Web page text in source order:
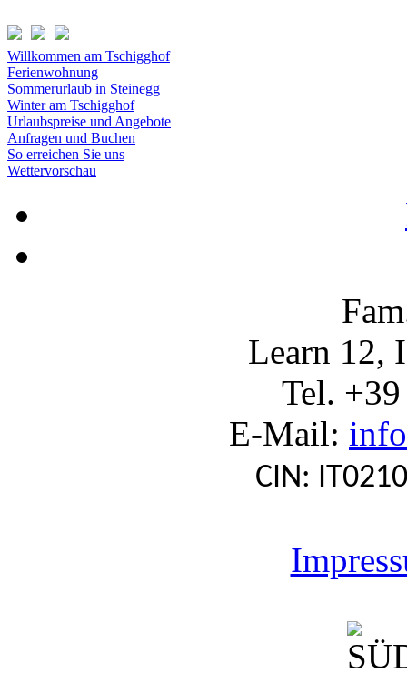
Willkommen am Tschigghof
Ferienwohnung
Sommerurlaub in Steinegg
Winter am Tschigghof
Urlaubspreise und Angebote
Anfragen und Buchen
So erreichen Sie uns
Wettervorschau
Learn 12,
Tel.
E-Mail:
CIN: